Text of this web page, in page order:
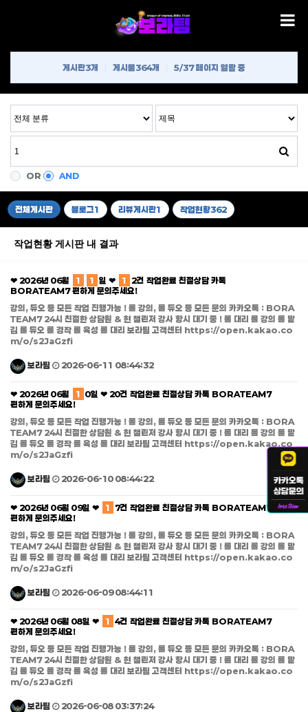
게시판3개 게시물364개 5/37 페이지 열람 중
OR AND
전체게시판 블로그1 리뷰게시판1 작업현황362
작업현황 게시판 내 결과
❤ 2026년 06월 1 1 일 ❤ 1 2건 작업완료 친절상담 카톡
BORATEAM7 편하게 문의주세요!
강의, 듀오 등 모든 작업 진행가능 ! 롤 강의, 롤 듀오 등 모든 문의 카카오톡 : BORA
TEAM7 24시 친절한 상담원 & 현 챌린저 강사 항시 대기 중 ! 롤 대리 롤 강의 롤 맡
김 롤 듀오 롤 경작 롤 육성 롤 대리 보라팀 고객센터 https://open.kakao.co
m/o/s2JaGzfi
보라팀 2026-06-11 08:44:32
❤ 2026년 06월 1 0일 ❤ 20건 작업완료 친절상담 카톡 BORATEAM7
편하게 문의주세요!
강의, 듀오 등 모든 작업 진행가능 ! 롤 강의, 롤 듀오 등 모든 문의 카카오톡 : BORA
TEAM7 24시 친절한 상담원 & 현 챌린저 강사 항시 대기 중 ! 롤 대리 롤 강의 롤 맡
김 롤 듀오 롤 경작 롤 육성 롤 대리 보라팀 고객센터 https://open.kakao.co
m/o/s2JaGzfi
보라팀 2026-06-10 08:44:22
❤ 2026년 06월 09일 ❤ 1
7건 작업완료 친절상담 카톡 BORATEAM7
편하게 문의주세요!
강의, 듀오 등 모든 작업 진행가능 ! 롤 강의, 롤 듀오 등 모든 문의 카카오톡 : BORA
TEAM7 24시 친절한 상담원 & 현 챌린저 강사 항시 대기 중 ! 롤 대리 롤 강의 롤 맡
김 롤 듀오 롤 경작 롤 육성 롤 대리 보라팀 고객센터 https://open.kakao.co
m/o/s2JaGzfi
보라팀 2026-06-09 08:44:11
❤ 2026년 06월 08일 ❤ 1 4건 작업완료 친절상담 카톡 BORATEAM7
편하게 문의주세요!
강의, 듀오 등 모든 작업 진행가능 ! 롤 강의, 롤 듀오 등 모든 문의 카카오톡 : BORA
TEAM7 24시 친절한 상담원 & 현 챌린저 강사 항시 대기 중 ! 롤 대리 롤 강의 롤 맡
김 롤 듀오 롤 경작 롤 육성 롤 대리 보라팀 고객센터 https://open.kakao.co
m/o/s2JaGzfi
보라팀 2026-06-08 03:37:24